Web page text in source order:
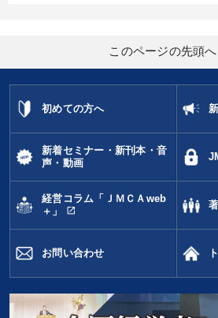
すべての音声・動画（全2076タイトル）か
タグ・キーワード
健康・ウェルビーイング 相続・事業
デジタルマーケティング コロナ禍対
ランチェスター戦略 企業再建 マ
歴史に学ぶ 企業文化
思考法 不動産投資 銀行交渉
このページの先頭へ
初めての方へ
新着セミナー・新刊本・音
声・動画
経営コラム「ＪＭＣＡweb
＋」
open_in_new
お問い合わせ